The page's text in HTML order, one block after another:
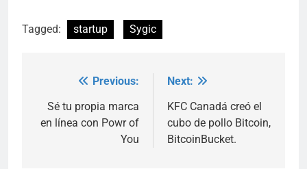
Tagged: startup Sygic
navigation
Previous:
Sé tu propia marca
en línea con Powr of
You
Next:
KFC Canadá creó el
cubo de pollo Bitcoin,
BitcoinBucket.